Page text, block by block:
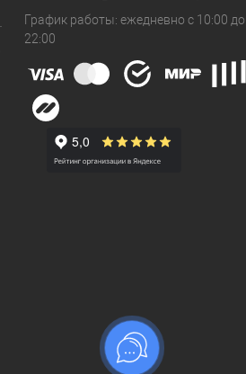
График работы: ежедневно с 10:00 до
22:00